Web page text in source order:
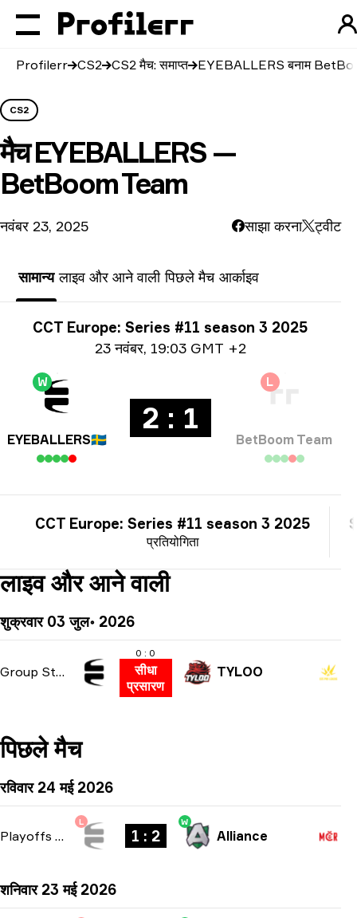
Profilerr CS2 CS2 मैच: समाप्त EYEBALLERS बनाम
CS2
मैच EYEBALLERS —
BetBoom Team
नवंबर 23, 2025 साझा करना ट्वीट
सामान्य लाइव और आने वाली पिछले मैच आर्काइव
प्रतियोगिता से जुड़ी जानकारी
CCT Europe: Series #11 season 3 2025
23 नवंबर, 19:03 GMT +2
W
EYEBALLERS🇸🇪
2 : 1
L
BetBoom Team
प्रतियोगिता
CCT Europe: Series #11 season 3 2025
लाइव और आने वाली
शुक्रवार 03 जुल॰ 2026
Group Stage
0 : 0
सीधा
प्रसारण
TYLOO
पिछले मैच
रविवार 24 मई 2026
Playoffs bo3
L
1 : 2
W
Alliance
शनिवार 23 मई 2026